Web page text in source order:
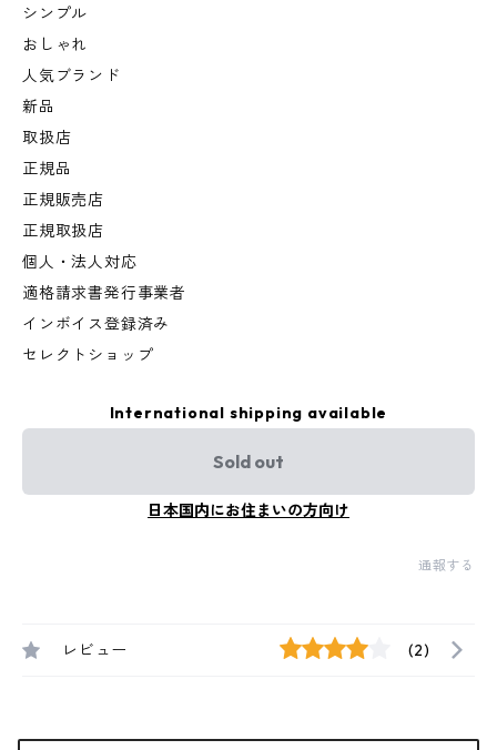
シンプル
おしゃれ
人気ブランド
新品
取扱店
正規品
正規販売店
正規取扱店
個人・法人対応
適格請求書発行事業者
インボイス登録済み
セレクトショップ
International shipping available
Sold out
日本国内にお住まいの方向け
通報する
レビュー (2)